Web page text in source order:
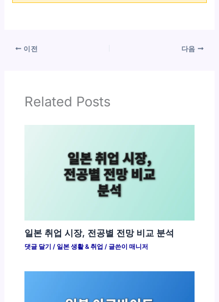
이전 다음
Related Posts
일본 취업 시장, 전공별 전망 비교 분석
댓글 달기 / 일본 생활 & 취업 / 글쓴이 매니저